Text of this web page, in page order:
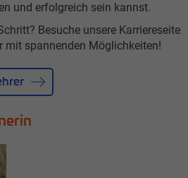
und erfolgreich sein kannst.
Besuche unsere Karriereseite
mit spannenden Möglichkeiten!